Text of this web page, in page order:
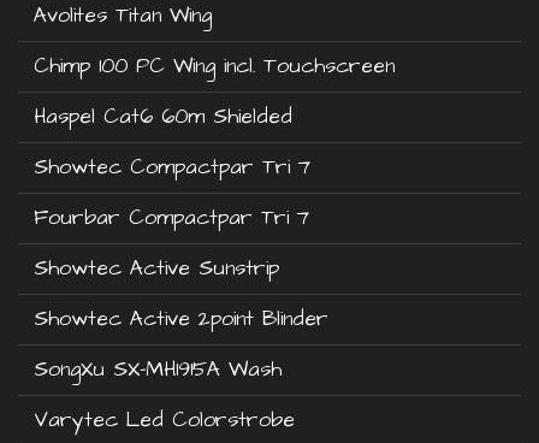
Avolites Titan Wing
Chimp 100 PC Wing incl. Touchscreen
Haspel Cat6 60m Shielded
Showtec Compactpar Tri 7
Fourbar Compactpar Tri 7
Showtec Active Sunstrip
Showtec Active 2point Blinder
SongXu SX-MH1915A Wash
Varytec Led Colorstrobe